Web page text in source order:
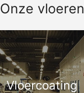
Onze vloeren
Vloercoating